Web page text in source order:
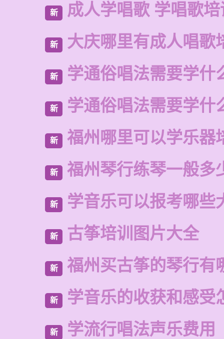
新 成人学唱歌 学唱歌培
新 大庆哪里有成人唱歌
新 学通俗唱法需要学什
新 学通俗唱法需要学什
新 福州哪里可以学乐器
新 福州琴行练琴一般多
新 学音乐可以报考哪些
新 古筝培训图片大全
新 福州买古筝的琴行有
新 学音乐的收获和感受
新 学流行唱法声乐费用